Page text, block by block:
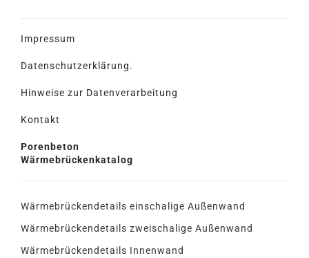
Impressum
Datenschutzerklärung.
Hinweise zur Datenverarbeitung
Kontakt
Porenbeton
Wärmebrückenkatalog
Wärmebrückendetails einschalige Außenwand
Wärmebrückendetails zweischalige Außenwand
Wärmebrückendetails Innenwand